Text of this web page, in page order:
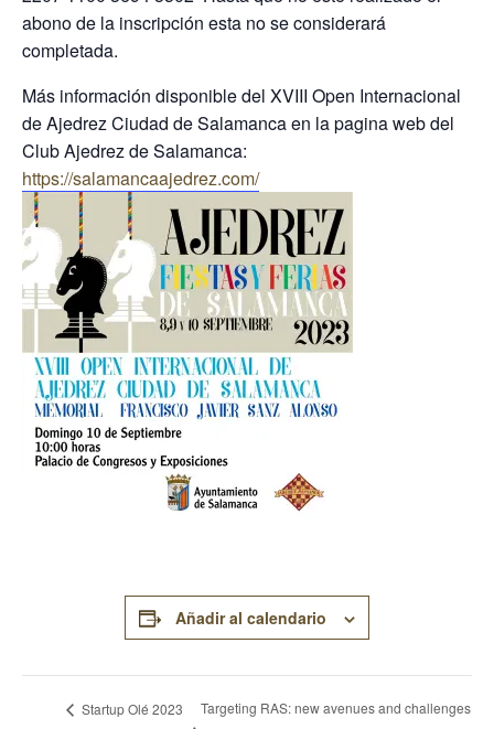
abono de la inscripción esta no se considerará
completada.
Más información disponible del XVIII Open Internacional
de Ajedrez Ciudad de Salamanca en la pagina web del
Club Ajedrez de Salamanca:
https://salamancaajedrez.com/
Añadir al calendario
Startup Olé 2023 Targeting RAS: new avenues and challenges